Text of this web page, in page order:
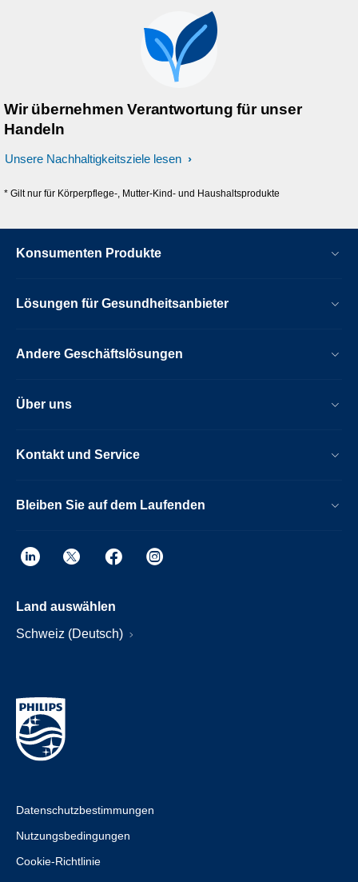
Wir übernehmen Verantwortung für unser
Handeln
Unsere Nachhaltigkeitsziele lesen
* Gilt nur für Körperpflege-, Mutter-Kind- und Haushaltsprodukte
Konsumenten Produkte
Lösungen für Gesundheitsanbieter
Andere Geschäftslösungen
Über uns
Kontakt und Service
Bleiben Sie auf dem Laufenden
Land auswählen
Schweiz (Deutsch)
Datenschutzbestimmungen
Nutzungsbedingungen
Cookie-Richtlinie